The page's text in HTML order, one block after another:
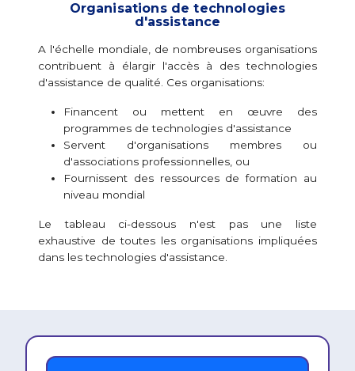
Organisations de technologies
d'assistance
A l'échelle mondiale, de nombreuses organisations
contribuent à élargir l'accès à des technologies
d'assistance de qualité. Ces organisations:
Financent ou mettent en œuvre des
programmes de technologies d'assistance
Servent d'organisations membres ou
d'associations professionnelles, ou
Fournissent des ressources de formation au
niveau mondial
Le tableau ci-dessous n'est pas une liste
exhaustive de toutes les organisations impliquées
dans les technologies d'assistance.